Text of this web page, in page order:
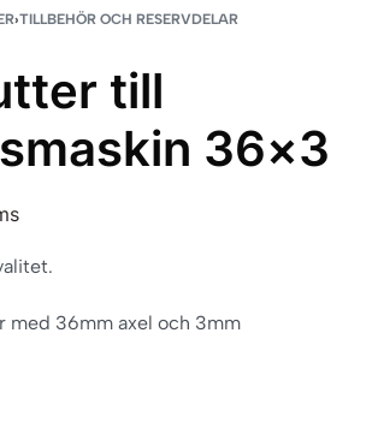
›TILLBEHÖR OCH RESERVDELAR
till
36×3
med 36mm axel och 3mm